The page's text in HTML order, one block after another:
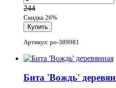
244
Скидка 26%
Артикул: po-389981
Бита 'Вождь'